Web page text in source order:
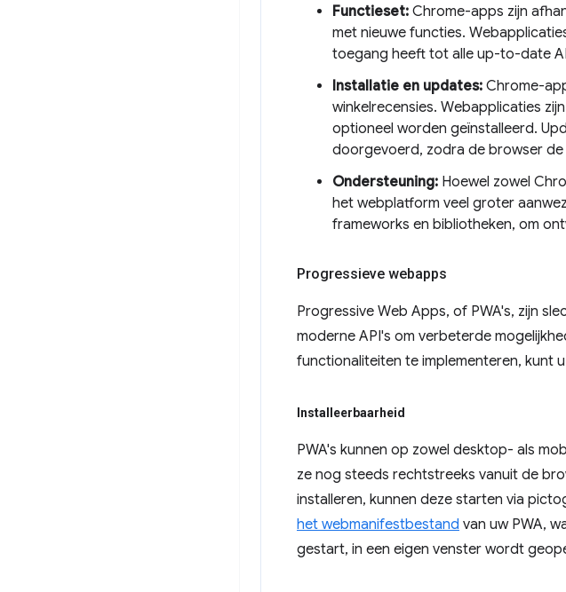
Functieset: Chrome-apps zijn
met nieuwe functies.
toegang heeft tot alle up-to-date
Installatie en updates: Chrome-
winkelrecensies. Webapplicaties
optioneel worden geïnstalleerd.
doorgevoerd, zodra de browser
Ondersteuning: Hoewel zowel
het webplatform veel groter
frameworks en bibliotheken, om
Progressieve webapps
Progressive Web Apps, of PWA's, zijn
moderne API's om verbeterde
functionaliteiten te implementeren, kunt
Installeerbaarheid
PWA's kunnen op zowel desktop- als
ze nog steeds rechtstreeks vanuit de
installeren, kunnen deze starten via
het webmanifestbestand van uw PWA,
gestart, in een eigen venster wordt